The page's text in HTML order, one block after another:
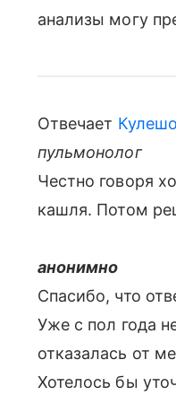
анализы могу
Отвечает
пульмонолог
Честно говоря
кашля. Потом
анонимно
Спасибо, что
Уже с пол года
отказалась от
Хотелось бы